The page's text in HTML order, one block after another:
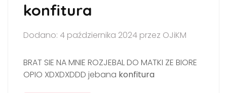
konfitura
Dodano: 4 października 2024 przez OJiKM
BRAT SIE NA MNIE ROZJEBAL DO MATKI ZE BIORE
OPIO XDXDXDDD jebana konfitura